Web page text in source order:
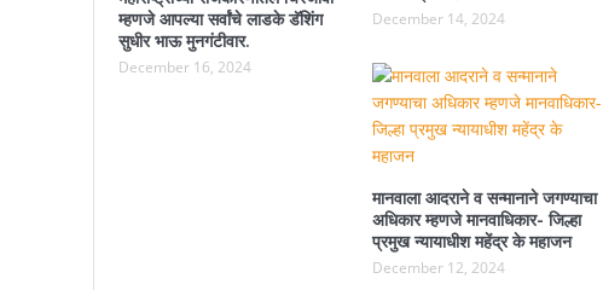
म्हणजे आपल्या सर्वांचे लाडके डॅशिंग
सुधीर भाऊ मुनगंटीवार.
December 16, 2024
December 14, 2024
मानवाला आदराने व सन्मानाने जगण्याचा
अधिकार म्हणजे मानवाधिकार- जिल्हा
प्रमुख न्यायाधीश महेंद्र के महाजन
December 12, 2024